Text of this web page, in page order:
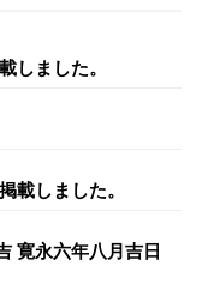
しました。
載しました。
寛永六年八月吉日